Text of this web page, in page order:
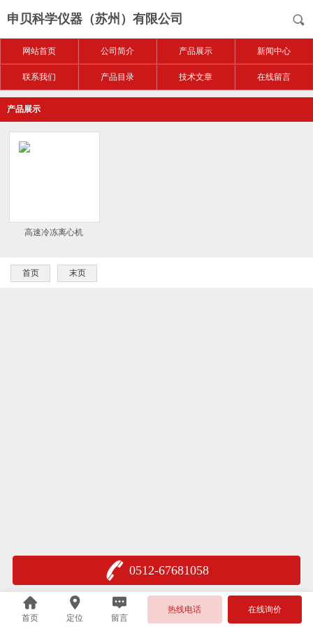
申贝科学仪器（苏州）有限公司
网站首页 公司简介 产品展示 新闻中心
联系我们 产品目录 技术文章 在线留言
产品展示
高速冷冻离心机
首页 末页
0512-67681058
首页 定位 留言
热线电话 在线询价